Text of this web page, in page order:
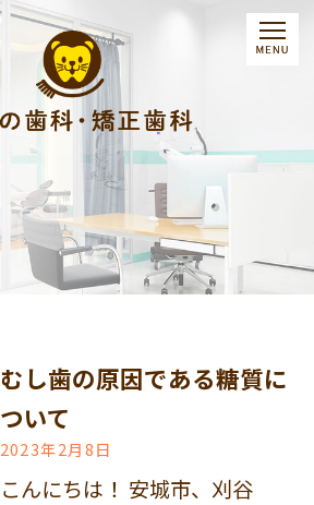
むし歯の原因である糖質に
ついて
2023年2月8日
こんにちは！ 安城市、刈谷